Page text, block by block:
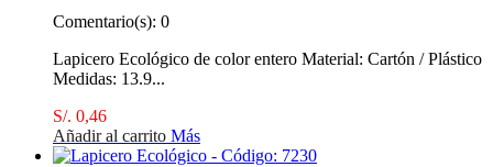
Comentario(s): 0
Lapicero Ecológico de color entero Material: Cartón / Plástico
Medidas: 13.9...
S/. 0,46
Añadir al carrito Más